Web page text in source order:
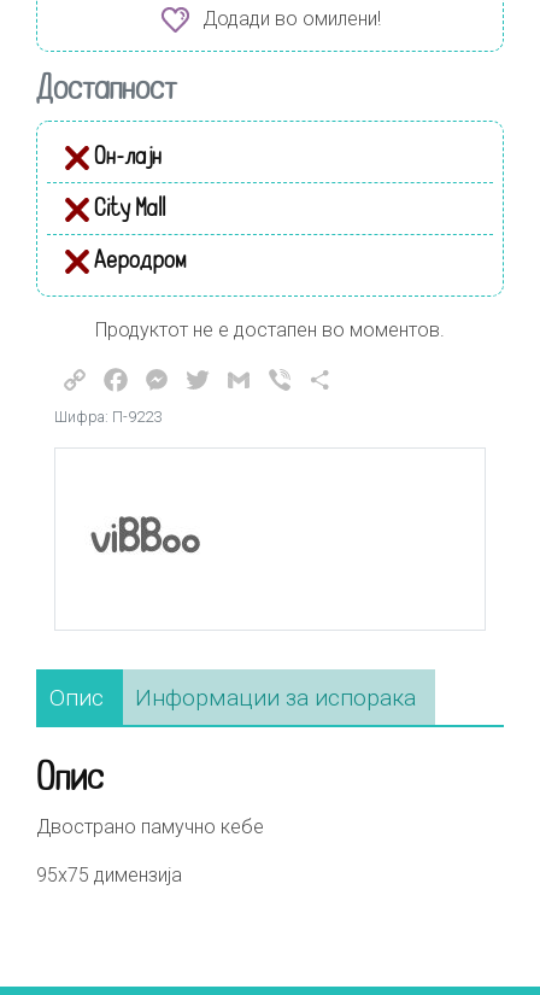
Додади во омилени!
Достапност
Он-лајн
City Mall
Аеродром
Продуктот не е достапен во моментов.
Copy
Link
FacebookMessenger
TwitterGmail Viber
Шифра: П-9223
Опис Информации за испорака
Опис
Двострано памучно кебе
95х75 димензија